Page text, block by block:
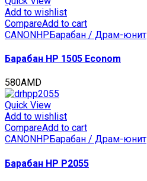
Add to wishlist
CompareAdd to cart
CANONHPБарабан / Драм-юнит
Барабан HP 1505 Econom
580AMD
Quick View
Add to wishlist
CompareAdd to cart
CANON HP Барабан / Драм-юнит
Барабан HP P2055